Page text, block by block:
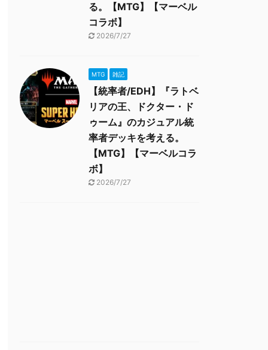
る。【MTG】【マーベル
コラボ】
2026/7/27
MTG 雑記
【統率者/EDH】『ラトベ
リアの王、ドクター・ド
ゥーム』のカジュアル統
率者デッキを考える。
【MTG】【マーベルコラ
ボ】
2026/7/27